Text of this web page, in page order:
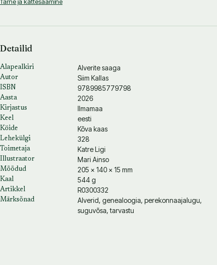
Detailid
Alapealkiri Alverite saaga
Autor Siim Kallas
ISBN 9789985779798
Aasta 2026
Kirjastus Ilmamaa
Keel eesti
Köide Kõva kaas
Lehekülgi 328
Toimetaja Katre Ligi
Illustraator Mari Ainso
Mõõdud 205 × 140 × 15 mm
Kaal 544 g
Artikkel R0300332
Märksõnad
Alverid, genealoogia, perekonnaajalugu,
suguvõsa, tarvastu